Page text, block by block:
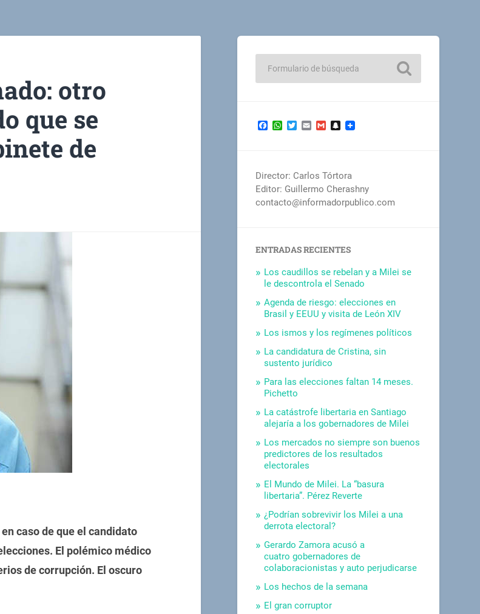
otro
que se
de
caso de que el candidato
El polémico médico
de corrupción. El oscuro
Facebook
WhatsApp
TwitterEmailGmailSnapchat
Director: Carlos Tórtora
Editor: Guillermo Cherashny
contacto@informadorpublico.com
ENTRADAS RECIENTES
Los caudillos se rebelan y a Milei se
le descontrola el Senado
Agenda de riesgo: elecciones en
Brasil y EEUU y visita de León XIV
Los ismos y los regímenes políticos
La candidatura de Cristina, sin
sustento jurídico
Para las elecciones faltan 14 meses.
Pichetto
La catástrofe libertaria en Santiago
alejaría a los gobernadores de Milei
Los mercados no siempre son buenos
predictores de los resultados
electorales
El Mundo de Milei. La “basura
libertaria”. Pérez Reverte
¿Podrían sobrevivir los Milei a una
derrota electoral?
Gerardo Zamora acusó a
cuatro gobernadores de
colaboracionistas y auto perjudicarse
Los hechos de la semana
El gran corruptor